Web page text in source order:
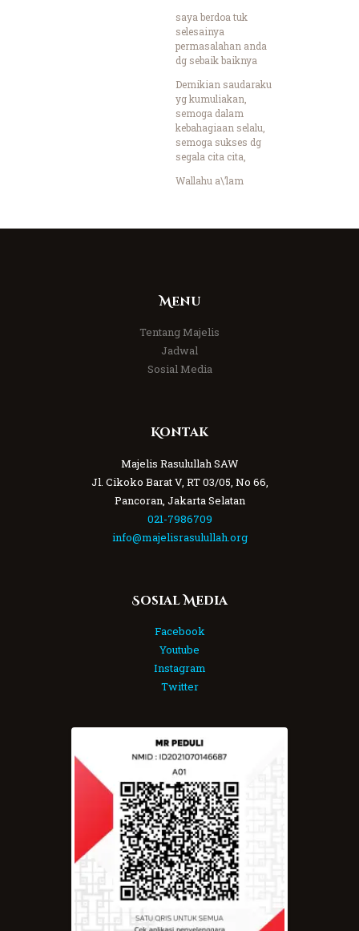
saya berdoa tuk
selesainya
permasalahan anda
dg sebaik baiknya
Demikian saudaraku
yg kumuliakan,
semoga dalam
kebahagiaan selalu,
semoga sukses dg
segala cita cita,
Wallahu a\’lam
Menu
Tentang Majelis
Jadwal
Sosial Media
Kontak
Majelis Rasulullah SAW
Jl. Cikoko Barat V, RT 03/05, No 66,
Pancoran, Jakarta Selatan
021-7986709
info@majelisrasulullah.org
Sosial Media
Facebook
Youtube
Instagram
Twitter